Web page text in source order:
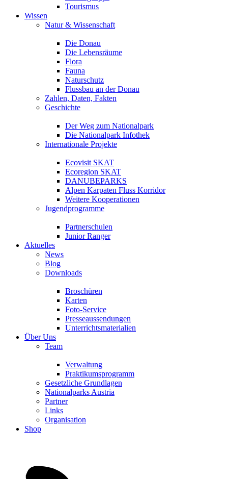
Tourismus
Wissen
Natur & Wissenschaft
Die Donau
Die Lebensräume
Flora
Fauna
Naturschutz
Flussbau an der Donau
Zahlen, Daten, Fakten
Geschichte
Der Weg zum Nationalpark
Die Nationalpark Infothek
Internationale Projekte
Ecovisit SKAT
Ecoregion SKAT
DANUBEPARKS
Alpen Karpaten Fluss Korridor
Weitere Kooperationen
Jugendprogramme
Partnerschulen
Junior Ranger
Aktuelles
News
Blog
Downloads
Broschüren
Karten
Foto-Service
Presseaussendungen
Unterrichtsmaterialien
Über Uns
Team
Verwaltung
Praktikumsprogramm
Gesetzliche Grundlagen
Nationalparks Austria
Partner
Links
Organisation
Shop